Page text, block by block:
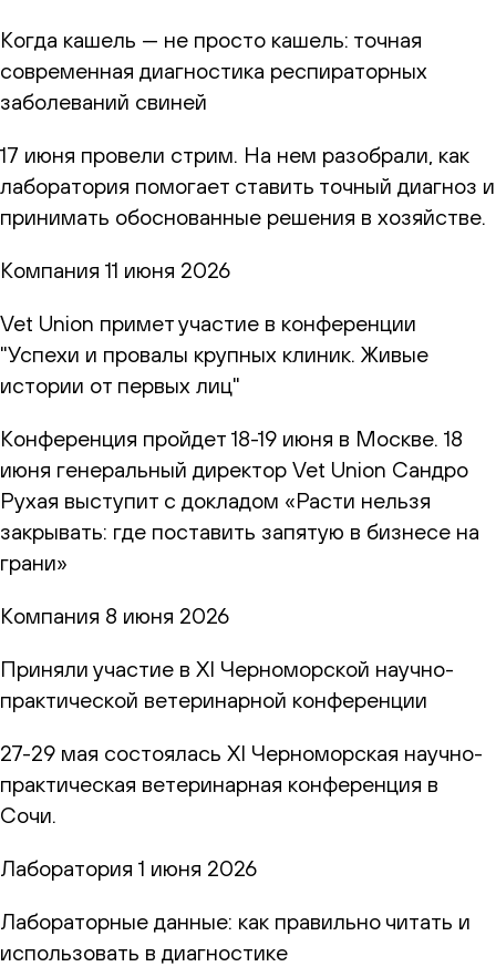
Когда кашель — не просто кашель: точная
современная диагностика респираторных
заболеваний свиней
17 июня провели стрим. На нем разобрали, как
лаборатория помогает ставить точный диагноз и
принимать обоснованные решения в хозяйстве.
Компания 11 июня 2026
Vet Union примет участие в конференции
"Успехи и провалы крупных клиник. Живые
истории от первых лиц"
Конференция пройдет 18-19 июня в Москве. 18
июня генеральный директор Vet Union Сандро
Рухая выступит с докладом «Расти нельзя
закрывать: где поставить запятую в бизнесе на
грани»
Компания 8 июня 2026
Приняли участие в XI Черноморской научно-
практической ветеринарной конференции
27-29 мая состоялась XI Черноморская научно-
практическая ветеринарная конференция в
Сочи.
Лаборатория 1 июня 2026
Лабораторные данные: как правильно читать и
использовать в диагностике